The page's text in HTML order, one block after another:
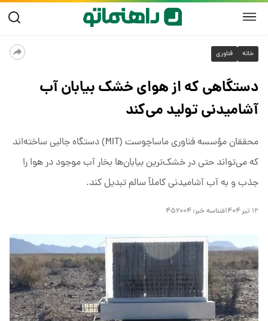
خانه فناوری
دستگاهی که از هوای خشک بیابان آب
آشامیدنی تولید می‌کند
محققان مؤسسه فناوری ماساچوست (MIT) دستگاه جالبی ساخته‌اند
که می‌تواند حتی در خشک‌ترین بیابان‌ها بخار آب موجود در هوا را
جذب و به آب آشامیدنی کاملاً سالم تبدیل کند.
۱۲ تیر ۱۴۰۴ شناسه خبر:۴۵۲۰۰۴